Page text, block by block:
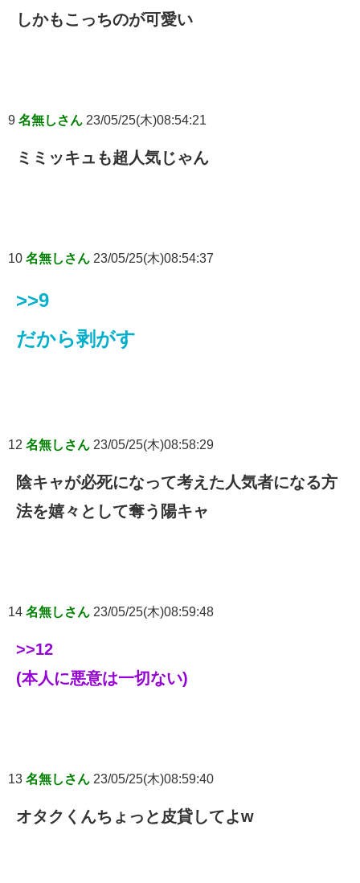
しかもこっちのが可愛い
9 名無しさん 23/05/25(木)08:54:21
ミミッキュも超人気じゃん
10 名無しさん 23/05/25(木)08:54:37
>>9
だから剥がす
12 名無しさん 23/05/25(木)08:58:29
陰キャが必死になって考えた人気者になる方
法を嬉々として奪う陽キャ
14 名無しさん 23/05/25(木)08:59:48
>>12
(本人に悪意は一切ない)
13 名無しさん 23/05/25(木)08:59:40
オタクくんちょっと皮貸してよw